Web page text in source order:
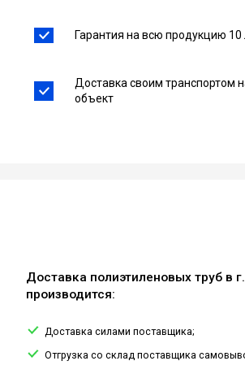
Гарантия на всю продукцию 10
Доставка своим транспортом
объект
Доставка полиэтиленовых труб в
производится:
Доставка силами поставщика;
Отгрузка со склад поставщика